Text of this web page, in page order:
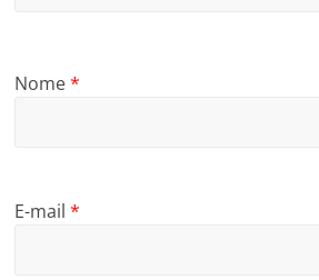
Nome*
E-mail*